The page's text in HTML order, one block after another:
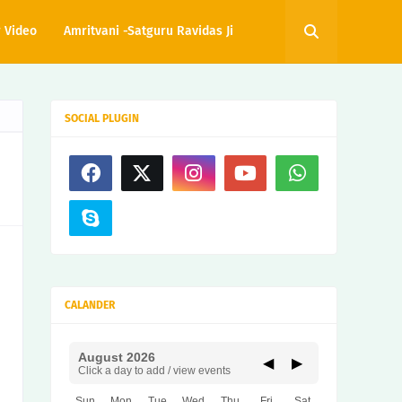
Video Amritvani -Satguru Ravidas Ji
SOCIAL PLUGIN
CALANDER
August 2026
Click a day to add / view events ◀ ▶